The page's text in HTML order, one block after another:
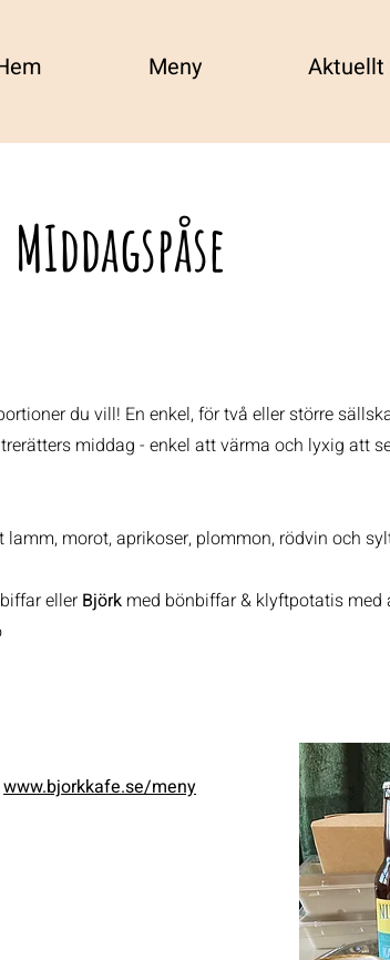
Meny Aktuellt
MIddagspåse
du vill! En enkel, för två eller större
middag - enkel att värma och lyxig att
lamm, morot, aprikoser, plommon, rödvin och
eller Björk med bönbiffar & klyftpotatis med
www.bjorkkafe.se/meny